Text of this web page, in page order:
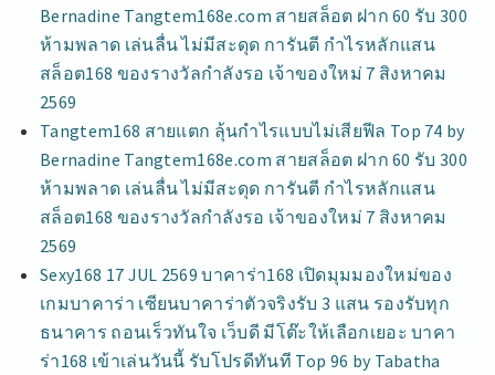
Bernadine Tangtem168e.com สายสล็อต ฝาก 60 รับ 300
ห้ามพลาด เล่นลื่น ไม่มีสะดุด การันตี กำไรหลักแสน
สล็อต168 ของรางวัลกำลังรอ เจ้าของใหม่ 7 สิงหาคม
2569
Tangtem168 สายแตก ลุ้นกำไรแบบไม่เสียฟีล Top 74 by
Bernadine Tangtem168e.com สายสล็อต ฝาก 60 รับ 300
ห้ามพลาด เล่นลื่น ไม่มีสะดุด การันตี กำไรหลักแสน
สล็อต168 ของรางวัลกำลังรอ เจ้าของใหม่ 7 สิงหาคม
2569
Sexy168 17 JUL 2569 บาคาร่า168 เปิดมุมมองใหม่ของ
เกมบาคาร่า เซียนบาคาร่าตัวจริงรับ 3 แสน รองรับทุก
ธนาคาร ถอนเร็วทันใจ เว็บดี มีโต๊ะให้เลือกเยอะ บาคา
ร่า168 เข้าเล่นวันนี้ รับโปรดีทันที Top 96 by Tabatha